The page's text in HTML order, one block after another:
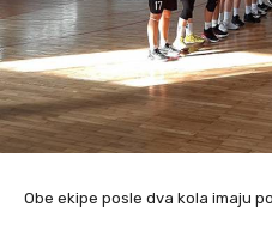
Obe ekipe posle dva kola imaju